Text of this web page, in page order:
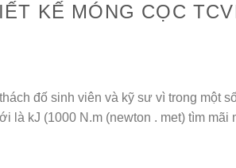
KẾ MÓNG CỌC
đố sinh viên và kỹ sư vì trong một
là kJ (1000 N.m (newton . met) tìm mãi